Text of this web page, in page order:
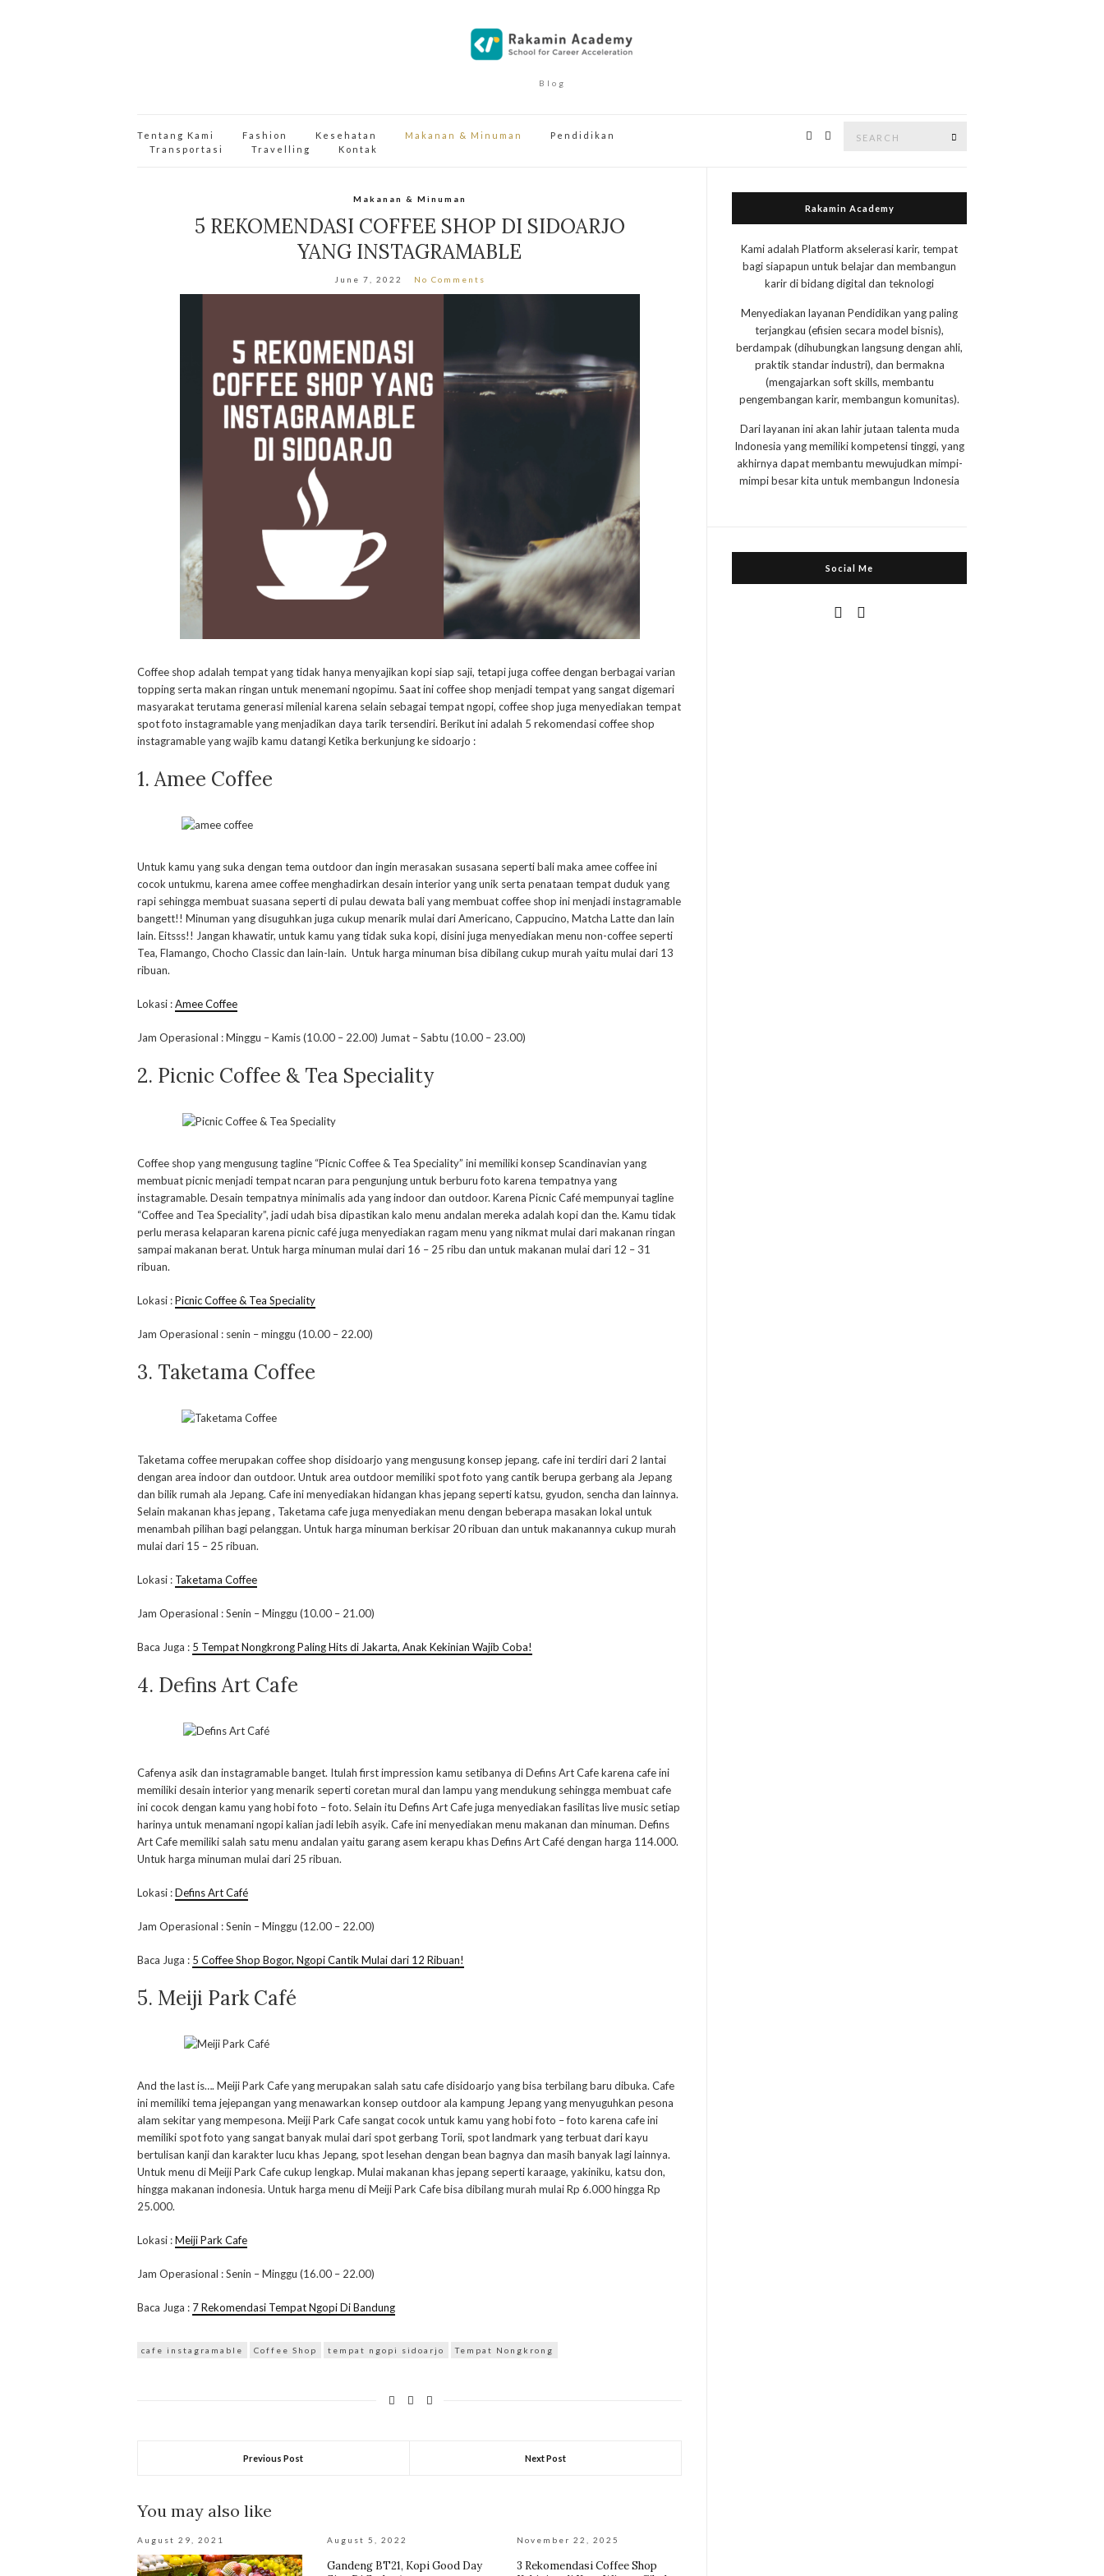
Blog
Tentang Kami Fashion Kesehatan Makanan & Minuman
Pendidikan
Transportasi
Travelling Kontak
Makanan & Minuman
5 REKOMENDASI COFFEE SHOP DI SIDOARJO
YANG INSTAGRAMABLE
June 7, 2022 No Comments
Coffee shop adalah tempat yang tidak hanya menyajikan kopi siap saji, tetapi juga coffee dengan berbagai varian
topping serta makan ringan untuk menemani ngopimu. Saat ini coffee shop menjadi tempat yang sangat digemari
masyarakat terutama generasi milenial karena selain sebagai tempat ngopi, coffee shop juga menyediakan tempat
spot foto instagramable yang menjadikan daya tarik tersendiri. Berikut ini adalah 5 rekomendasi coffee shop
instagramable yang wajib kamu datangi Ketika berkunjung ke sidoarjo :
1. Amee Coffee
Untuk kamu yang suka dengan tema outdoor dan ingin merasakan susasana seperti bali maka amee coffee ini
cocok untukmu, karena amee coffee menghadirkan desain interior yang unik serta penataan tempat duduk yang
rapi sehingga membuat suasana seperti di pulau dewata bali yang membuat coffee shop ini menjadi instagramable
bangett!! Minuman yang disuguhkan juga cukup menarik mulai dari Americano, Cappucino, Matcha Latte dan lain
lain. Eitsss!! Jangan khawatir, untuk kamu yang tidak suka kopi, disini juga menyediakan menu non-coffee seperti
Tea, Flamango, Chocho Classic dan lain-lain. Untuk harga minuman bisa dibilang cukup murah yaitu mulai dari 13
ribuan.
Lokasi :Amee Coffee
Jam Operasional : Minggu – Kamis (10.00 – 22.00) Jumat – Sabtu (10.00 – 23.00)
2. Picnic Coffee & Tea Speciality
Coffee shop yang mengusung tagline “Picnic Coffee & Tea Speciality” ini memiliki konsep Scandinavian yang
membuat picnic menjadi tempat ncaran para pengunjung untuk berburu foto karena tempatnya yang
instagramable. Desain tempatnya minimalis ada yang indoor dan outdoor. Karena Picnic Café mempunyai tagline
“Coffee and Tea Speciality”, jadi udah bisa dipastikan kalo menu andalan mereka adalah kopi dan the. Kamu tidak
perlu merasa kelaparan karena picnic café juga menyediakan ragam menu yang nikmat mulai dari makanan ringan
sampai makanan berat. Untuk harga minuman mulai dari 16 – 25 ribu dan untuk makanan mulai dari 12 – 31
ribuan.
Lokasi :Picnic Coffee & Tea Speciality
Jam Operasional : senin – minggu (10.00 – 22.00)
3. Taketama Coffee
Taketama coffee merupakan coffee shop disidoarjo yang mengusung konsep jepang. cafe ini terdiri dari 2 lantai
dengan area indoor dan outdoor. Untuk area outdoor memiliki spot foto yang cantik berupa gerbang ala Jepang
dan bilik rumah ala Jepang. Cafe ini menyediakan hidangan khas jepang seperti katsu, gyudon, sencha dan lainnya.
Selain makanan khas jepang , Taketama cafe juga menyediakan menu dengan beberapa masakan lokal untuk
menambah pilihan bagi pelanggan. Untuk harga minuman berkisar 20 ribuan dan untuk makanannya cukup murah
mulai dari 15 – 25 ribuan.
Lokasi : Taketama Coffee
Jam Operasional : Senin – Minggu (10.00 – 21.00)
Baca Juga : 5 Tempat Nongkrong Paling Hits di Jakarta, Anak Kekinian Wajib Coba!
4. Defins Art Cafe
Cafenya asik dan instagramable banget. Itulah first impression kamu setibanya di Defins Art Cafe karena cafe ini
memiliki desain interior yang menarik seperti coretan mural dan lampu yang mendukung sehingga membuat cafe
ini cocok dengan kamu yang hobi foto – foto. Selain itu Defins Art Cafe juga menyediakan fasilitas live music setiap
harinya untuk menamani ngopi kalian jadi lebih asyik. Cafe ini menyediakan menu makanan dan minuman. Defins
Art Cafe memiliki salah satu menu andalan yaitu garang asem kerapu khas Defins Art Café dengan harga 114.000.
Untuk harga minuman mulai dari 25 ribuan.
Lokasi :Defins Art Café
Jam Operasional : Senin – Minggu (12.00 – 22.00)
Baca Juga : 5 Coffee Shop Bogor, Ngopi Cantik Mulai dari 12 Ribuan!
5. Meiji Park Café
And the last is…. Meiji Park Cafe yang merupakan salah satu cafe disidoarjo yang bisa terbilang baru dibuka. Cafe
ini memiliki tema jejepangan yang menawarkan konsep outdoor ala kampung Jepang yang menyuguhkan pesona
alam sekitar yang mempesona. Meiji Park Cafe sangat cocok untuk kamu yang hobi foto – foto karena cafe ini
memiliki spot foto yang sangat banyak mulai dari spot gerbang Torii, spot landmark yang terbuat dari kayu
bertulisan kanji dan karakter lucu khas Jepang, spot lesehan dengan bean bagnya dan masih banyak lagi lainnya.
Untuk menu di Meiji Park Cafe cukup lengkap. Mulai makanan khas jepang seperti karaage, yakiniku, katsu don,
hingga makanan indonesia. Untuk harga menu di Meiji Park Cafe bisa dibilang murah mulai Rp 6.000 hingga Rp
25.000.
Lokasi :Meiji Park Cafe
Jam Operasional : Senin – Minggu (16.00 – 22.00)
Baca Juga : 7 Rekomendasi Tempat Ngopi Di Bandung
cafe instagramable Coffee Shop tempat ngopi sidoarjo Tempat Nongkrong
Previous Post Next Post
You may also like
August 29, 2021 August 5, 2022
Gandeng BT21, Kopi Good Day
November 22, 2025
3 Rekomendasi Coffee Shop
Rakamin Academy
Kami adalah Platform akselerasi karir, tempat
bagi siapapun untuk belajar dan membangun
karir di bidang digital dan teknologi
Menyediakan layanan Pendidikan yang paling
terjangkau (efisien secara model bisnis),
berdampak (dihubungkan langsung dengan ahli,
praktik standar industri), dan bermakna
(mengajarkan soft skills, membantu
pengembangan karir, membangun komunitas).
Dari layanan ini akan lahir jutaan talenta muda
Indonesia yang memiliki kompetensi tinggi, yang
akhirnya dapat membantu mewujudkan mimpi-
mimpi besar kita untuk membangun Indonesia
Social Me